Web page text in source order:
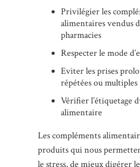
Privilégier les
alimentaires vendus
pharmacies
Respecter le mode
Eviter les prises
répétées ou multiples
Vérifier l’étiquetage
alimentaire
Les compléments
produits qui nous
le stress, de mieux digérer